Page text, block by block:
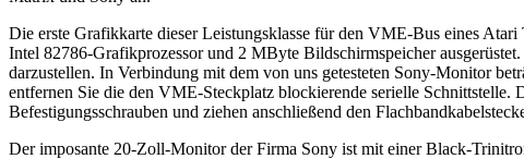
Die erste Grafikkarte dieser Leistungsklasse für den VME-Bus eines
Intel 82786-Grafikprozessor und 2 MByte Bildschirmspeicher
darzustellen. In Verbindung mit dem von uns getesteten Sony-Monitor
entfernen Sie die den VME-Steckplatz blockierende serielle Schnittstelle.
Befestigungsschrauben und ziehen anschließend den
Der imposante 20-Zoll-Monitor der Firma Sony ist mit einer Black-